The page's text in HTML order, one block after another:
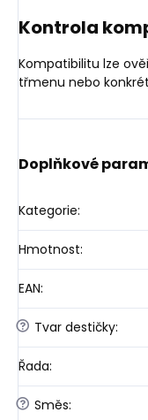
Kontrola
Kompatibilitu lze
třmenu nebo
Doplňkové
Kategorie:
Hmotnost:
EAN:
? Tvar destičky:
Řada:
? Směs: